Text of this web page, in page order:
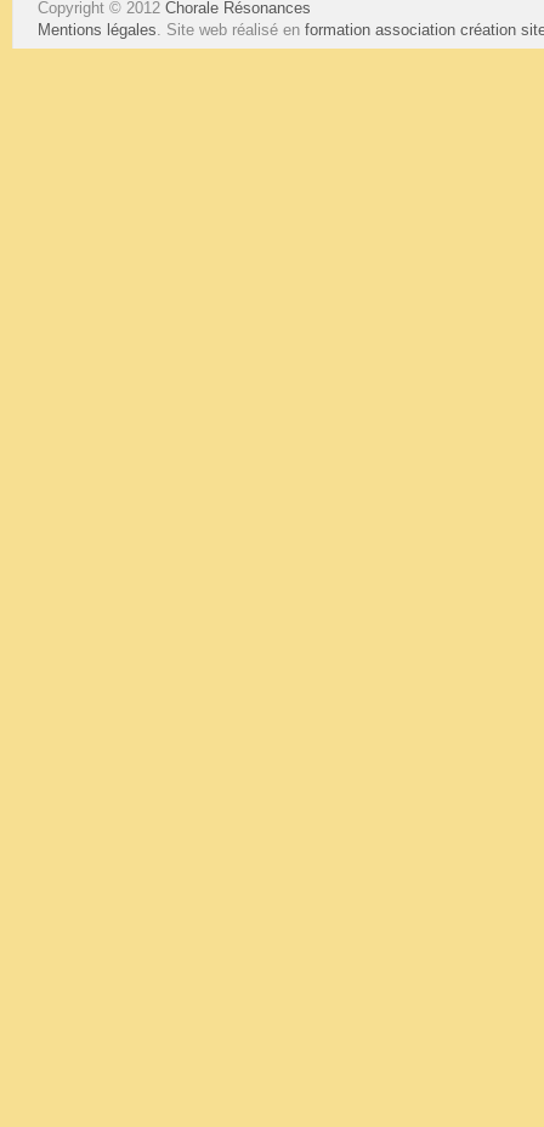
Copyright © 2012 Chorale Résonances
Mentions légales . Site web réalisé en formation association création